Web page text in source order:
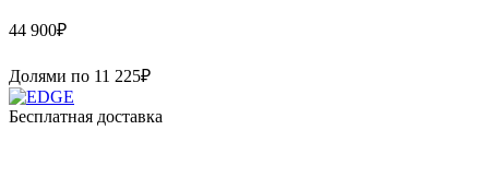
44 900₽
Долями по 11 225₽
Бесплатная доставка